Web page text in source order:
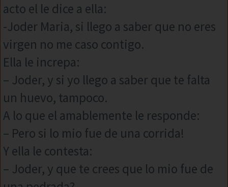
acto el le dice a ella:
-Joder Maria, si llego a saber que no eres
virgen no me caso contigo.
Ella le increpa:
– Joder, y si yo llego a saber que te falta
un huevo, tampoco.
A lo que el amablemente le responde:
– Pero si lo mio fue de una corrida!
Y ella le contesta:
– Joder, y que te crees que lo mio fue de